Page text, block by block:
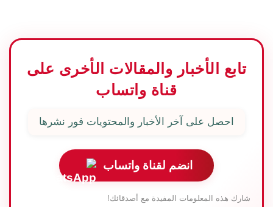
تابع الأخبار والمقالات الأخرى على
قناة واتساب
احصل على آخر الأخبار والمحتويات فور نشرها
انضم لقناة واتساب
شارك هذه المعلومات المفيدة مع أصدقائك!